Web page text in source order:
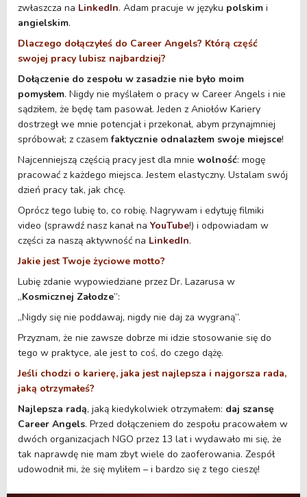
zwłaszcza na LinkedIn. Adam pracuje w języku polskim i
angielskim.
Dlaczego dołączyłeś do Career Angels? Którą część
swojej pracy lubisz najbardziej?
Dołączenie do zespołu w zasadzie nie było moim
pomysłem. Nigdy nie myślałem o pracy w Career Angels i nie
sądziłem, że będę tam pasował. Jeden z Aniołów Kariery
dostrzegł we mnie potencjał i przekonał, abym przynajmniej
spróbował; z czasemfaktycznie odnalazłem swoje miejsce!
Najcenniejszą częścią pracy jest dla mnie wolność: mogę
pracować z każdego miejsca. Jestem elastyczny. Ustalam swój
dzień pracy tak, jak chcę.
Oprócz tego lubię to, co robię. Nagrywam i edytuję filmiki
video (sprawdź nasz kanał na YouTube!) i odpowiadam w
części za naszą aktywność na LinkedIn.
Jakie jest Twoje życiowe motto?
Lubię zdanie wypowiedziane przez Dr. Lazarusa w
„Kosmicznej Załodze”:
„Nigdy się nie poddawaj, nigdy nie daj za wygraną”.
Przyznam, że nie zawsze dobrze mi idzie stosowanie się do
tego w praktyce, ale jest to coś, do czego dążę.
Jeśli chodzi o karierę, jaka jest najlepsza i najgorsza rada,
jaką otrzymałeś?
Najlepsza radą, jaką kiedykolwiek otrzymałem: daj szansę
Career Angels. Przed dołączeniem do zespołu pracowałem w
dwóch organizacjach NGO przez 13 lat i wydawało mi się, że
tak naprawdę nie mam zbyt wiele do zaoferowania. Zespół
udowodnił mi, że się myliłem – i bardzo się z tego cieszę!